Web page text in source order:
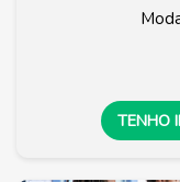
TENHO